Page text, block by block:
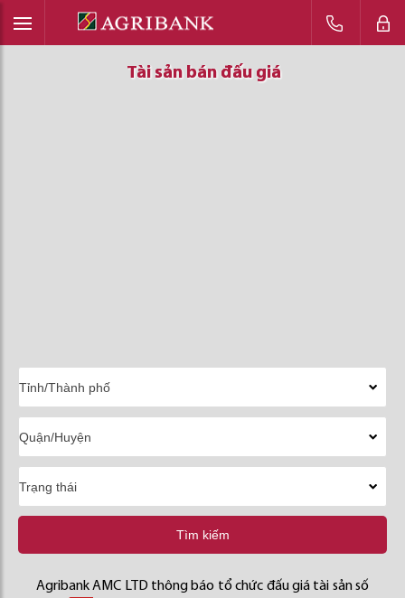
Tài sản bán đấu giá
Tài sản bán đấu giá
Tài sản bán đấu giá
Tìm kiếm
Agribank AMC LTD thông báo tổ chức đấu giá tài sản số